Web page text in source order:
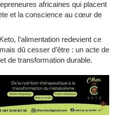
africaines qui placent
et la conscience au cœur de
l’alimentation redevient ce
dû cesser d’être : un acte de
de transformation durable.